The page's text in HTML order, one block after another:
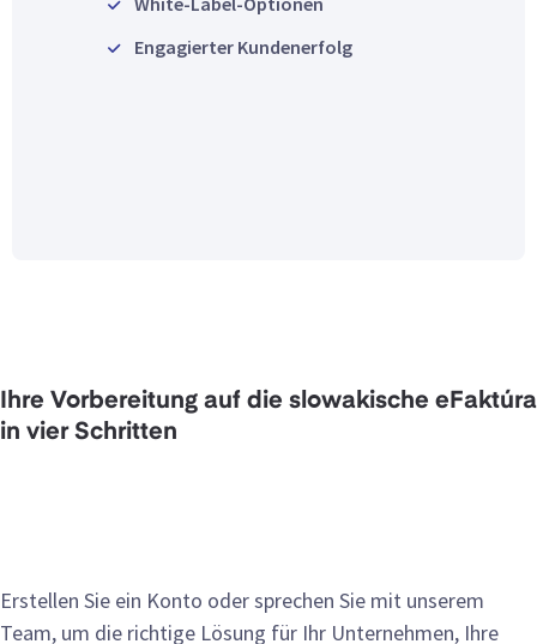
Engagierter Kundenerfolg
Ihre Vorbereitung auf die slowakische eFaktúra
in vier Schritten
Erstellen Sie ein Konto oder sprechen Sie mit unserem
Team, um die richtige Lösung für Ihr Unternehmen, Ihre